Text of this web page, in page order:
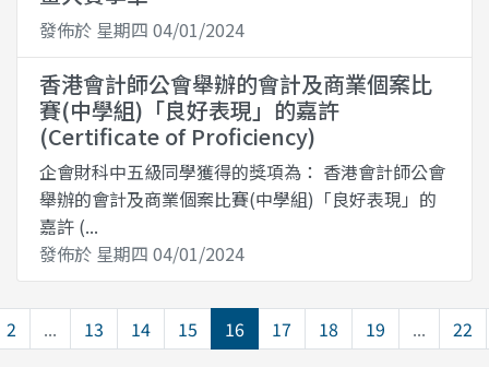
發佈於 星期四 04/01/2024
香港會計師公會舉辦的會計及商業個案比
賽(中學組)「良好表現」的嘉許
(Certificate of Proficiency)
企會財科中五級同學獲得的獎項為： 香港會計師公會
舉辦的會計及商業個案比賽(中學組)「良好表現」的
嘉許 (...
發佈於 星期四 04/01/2024
2 ... 13 14 15 16 17 18 19 ... 22